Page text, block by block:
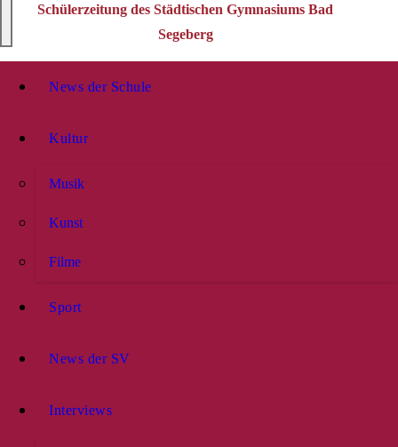
Schülerzeitung des Städtischen Gymnasiums Bad
Segeberg
News der Schule
Kultur
Musik
Kunst
Filme
Sport
News der SV
Interviews